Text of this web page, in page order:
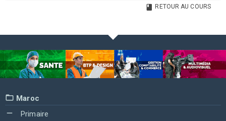
RETOUR AU COURS
Maroc
Primaire